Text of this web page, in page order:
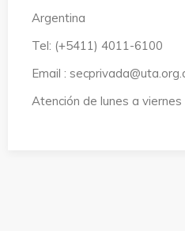
Argentina
Tel: (+5411) 4011-6100
Email :
Atención de lunes a